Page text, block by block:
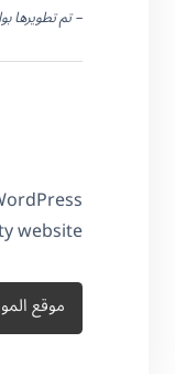
– تم تطويرها
website
موقع